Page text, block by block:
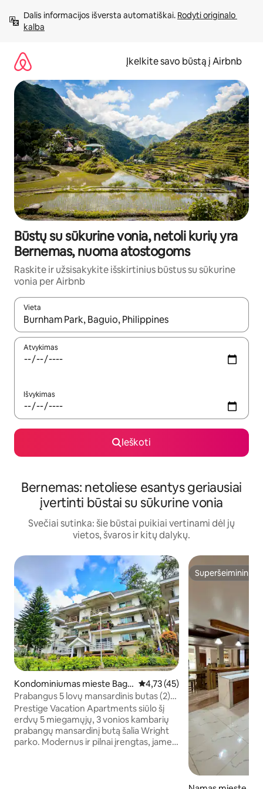
prie
turinio
Dalis informacijos išversta automatiškai. Rodyti originalo
kalba
Įkelkite savo būstą į Airbnb
Būstų su sūkurine vonia, netoli kurių yra
Bernemas, nuoma atostogoms
Raskite ir užsisakykite išskirtinius būstus su sūkurine
vonia per Airbnb
Vieta
Kai pasirodys paieškos rezultatai, juos naršyti galite
Atvykimas
Išvykimas
Ieškoti
Bernemas: netoliese esantys geriausiai
įvertinti būstai su sūkurine vonia
Svečiai sutinka: šie būstai puikiai vertinami dėl jų
vietos, švaros ir kitų dalykų.
Kondominiumas mieste Bagu
io
Vidutinis įvertinimas: 4,73 iš 5,
4,73 (45)
Prabangus 5 lovų mansardinis butas (2)
(Wright Park)
Prestige Vacation Apartments siūlo šį
erdvų 5 miegamųjų, 3 vonios kambarių
prabangų mansardinį butą šalia Wright
parko. Modernus ir pilnai įrengtas, jame
Superšeimininkas
Superšeimininkas